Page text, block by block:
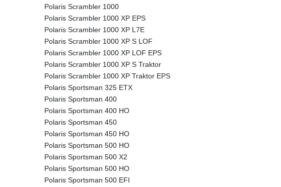
Polaris Scrambler 1000
Polaris Scrambler 1000 XP EPS
Polaris Scrambler 1000 XP L7E
Polaris Scrambler 1000 XP S LOF
Polaris Scrambler 1000 XP LOF EPS
Polaris Scrambler 1000 XP S Traktor
Polaris Scrambler 1000 XP Traktor EPS
Polaris Sportsman 325 ETX
Polaris Sportsman 400
Polaris Sportsman 400 HO
Polaris Sportsman 450
Polaris Sportsman 450 HO
Polaris Sportsman 500 HO
Polaris Sportsman 500 X2
Polaris Sportsman 500 HO
Polaris Sportsman 500 EFI